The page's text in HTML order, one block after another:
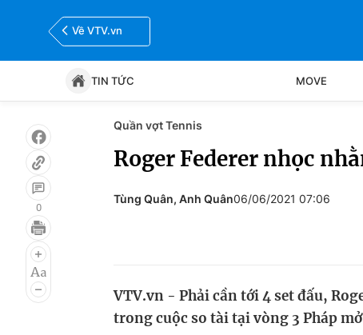
Về VTV.vn
TIN TỨC MOVE
Tin tức
Bóng đá
0
Quần vợt Tennis
Roger Federer nhọc
Tùng Quân, Anh Quân06/06/2021 07:06
VTV.vn - Phải cần tới 4 set đấu,
trong cuộc so tài tại vòng 3 Pháp